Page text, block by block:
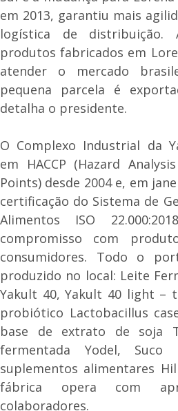
em 2013, garantiu mais
logística de
produtos fabricados em
atender o mercado
pequena parcela é
detalha o presidente.
O Complexo Industrial da
em HACCP (Hazard
Points) desde 2004 e, em
certificação do Sistema de
Alimentos ISO
compromisso com
consumidores. Todo o
produzido no local: Leite
Yakult 40, Yakult 40 light –
probiótico Lactobacillus
base de extrato de soja
fermentada Yodel,
suplementos alimentares
fábrica opera com
colaboradores.